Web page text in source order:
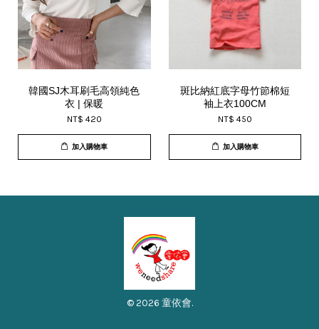
韓國SJ木耳刷毛高領純色
衣 | 保暖
NT$ 420
加入購物車
斑比納紅底字母竹節棉短
袖上衣100CM
NT$ 450
加入購物車
© 2026 童依會.